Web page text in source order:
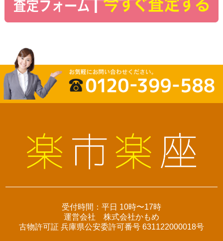
受付時間：平日 10時〜17時
運営会社 株式会社かもめ
古物許可証 兵庫県公安委許可番号 631122000018号